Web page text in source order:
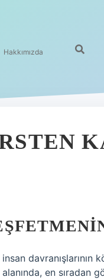
Hakkımızda
davranışlarının
en sıradan